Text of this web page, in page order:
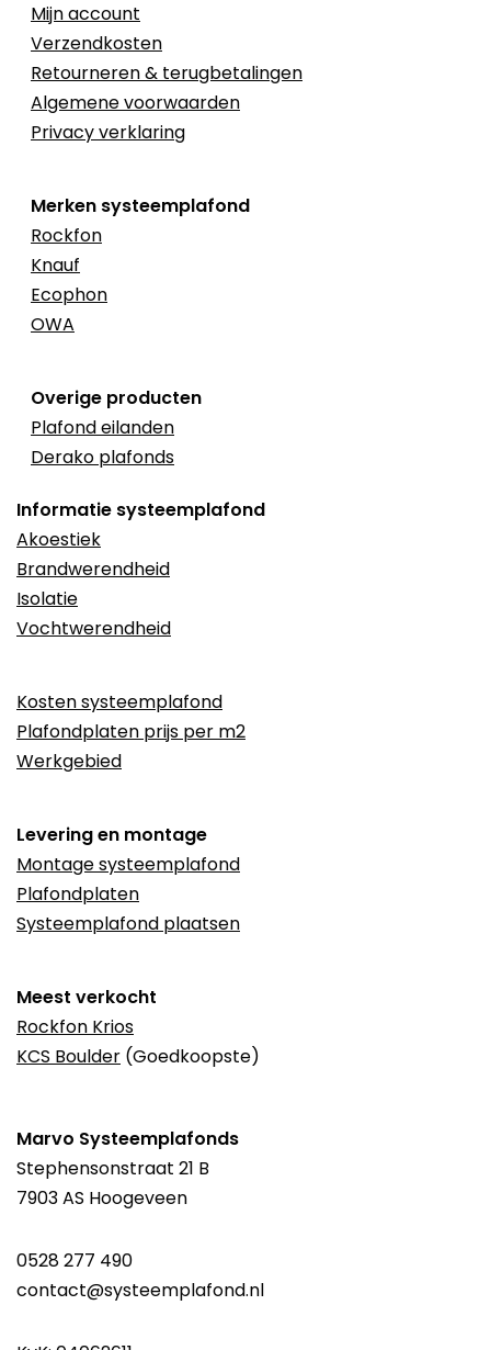
Mijn account
Verzendkosten
Retourneren & terugbetalingen
Algemene voorwaarden
Privacy verklaring
Merken systeemplafond
Rockfon
Knauf
Ecophon
OWA
Overige producten
Plafond eilanden
Derako plafonds
Informatie systeemplafond
Akoestiek
Brandwerendheid
Isolatie
Vochtwerendheid
Kosten systeemplafond
Plafondplaten prijs per m2
Werkgebied
Levering en montage
Montage systeemplafond
Plafondplaten
Systeemplafond plaatsen
Meest verkocht
Rockfon Krios
KCS Boulder (Goedkoopste)
Marvo Systeemplafonds
Stephensonstraat 21 B
7903 AS Hoogeveen
0528 277 490
contact@systeemplafond.nl